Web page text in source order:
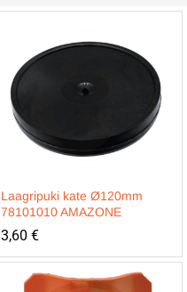
Laagripuki kate Ø120mm
78101010 AMAZONE
3,60 €